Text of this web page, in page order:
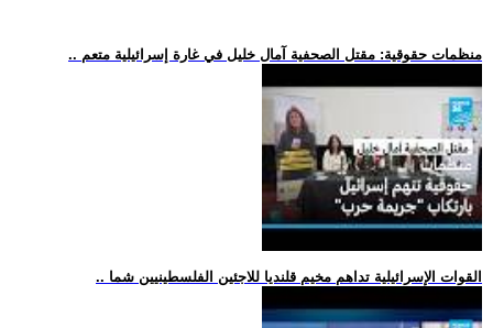
.. منظمات حقوقية: مقتل الصحفية آمال خليل في غارة إسرائيلية متعم
.. القوات الإسرائيلية تداهم مخيم قلنديا للاجئين الفلسطينيين شما